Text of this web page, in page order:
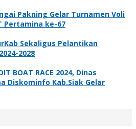
Pakning Gelar Turnamen Voli
Pertamina ke-67
Sekaligus Pelantikan
2028
BOAT RACE 2024, Dinas
Diskominfo Kab.Siak Gelar